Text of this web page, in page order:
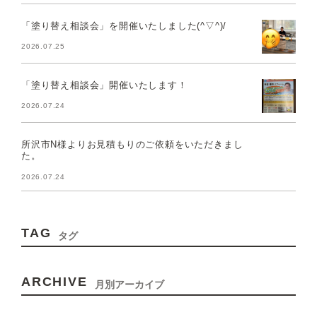
「塗り替え相談会」を開催いたしました(^▽^)/
2026.07.25
「塗り替え相談会」開催いたします！
2026.07.24
所沢市N様よりお見積もりのご依頼をいただきまし
た。
2026.07.24
TAG タグ
ARCHIVE 月別アーカイブ